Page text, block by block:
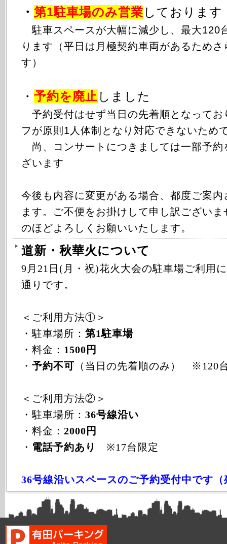
・ 第1駐車場のみ営業 しております
駐車スペースが大幅に減少し、最大120
ります（平日は月極契約車両があるため
す）
・ 予約を廃止 しました
予約受付はせず当日の先着順となってお
フが原則1人体制となり対応できないため
尚、コンサートにつきましては一部予約
ざいます
今後も内容に変更がある場合、都度ご案
ます。ご不便をお掛けして申し訳ござい
のほどよろしくお願いいたします。
道新・秋華火について
9月21日(月・祝)花火大会の駐車場ご利用
通りです。
＜ご利用方法①＞
・駐車場所： 第1駐車場
・料金： 1500円
・ 予約不可 （当日の先着順のみ） ※120
＜ご利用方法②＞
・駐車場所： 36号線沿い
・料金： 2000円
・ 電話予約あり ※17台限定
36号線沿いスペースのご予約受付中です